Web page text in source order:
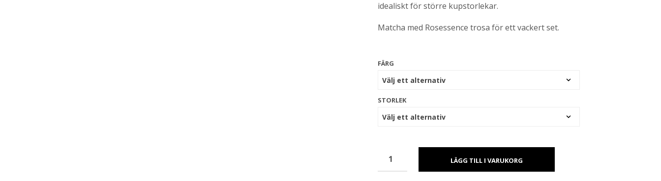
idealiskt för större kupstorlekar.
Matcha med Rosessence trosa för ett vackert set.
FÄRG
STORLEK
LÄGG TILL I VARUKORG